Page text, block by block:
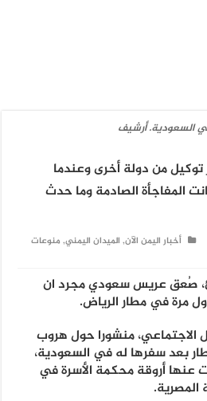
السعودية. أرشيف
من دولة أخرى وعندما
المفاجأة الصادمة وما حدث
أخبار اليمن الآن, الميدان اليمني, منوعات
صُعق عريس سعودي مجرد ان
مرة في مطار الرياض.
الاجتماعي، منشورا حول هروب
بعد سفرها له في السعودية،
أروقة محكمة الأسرة في